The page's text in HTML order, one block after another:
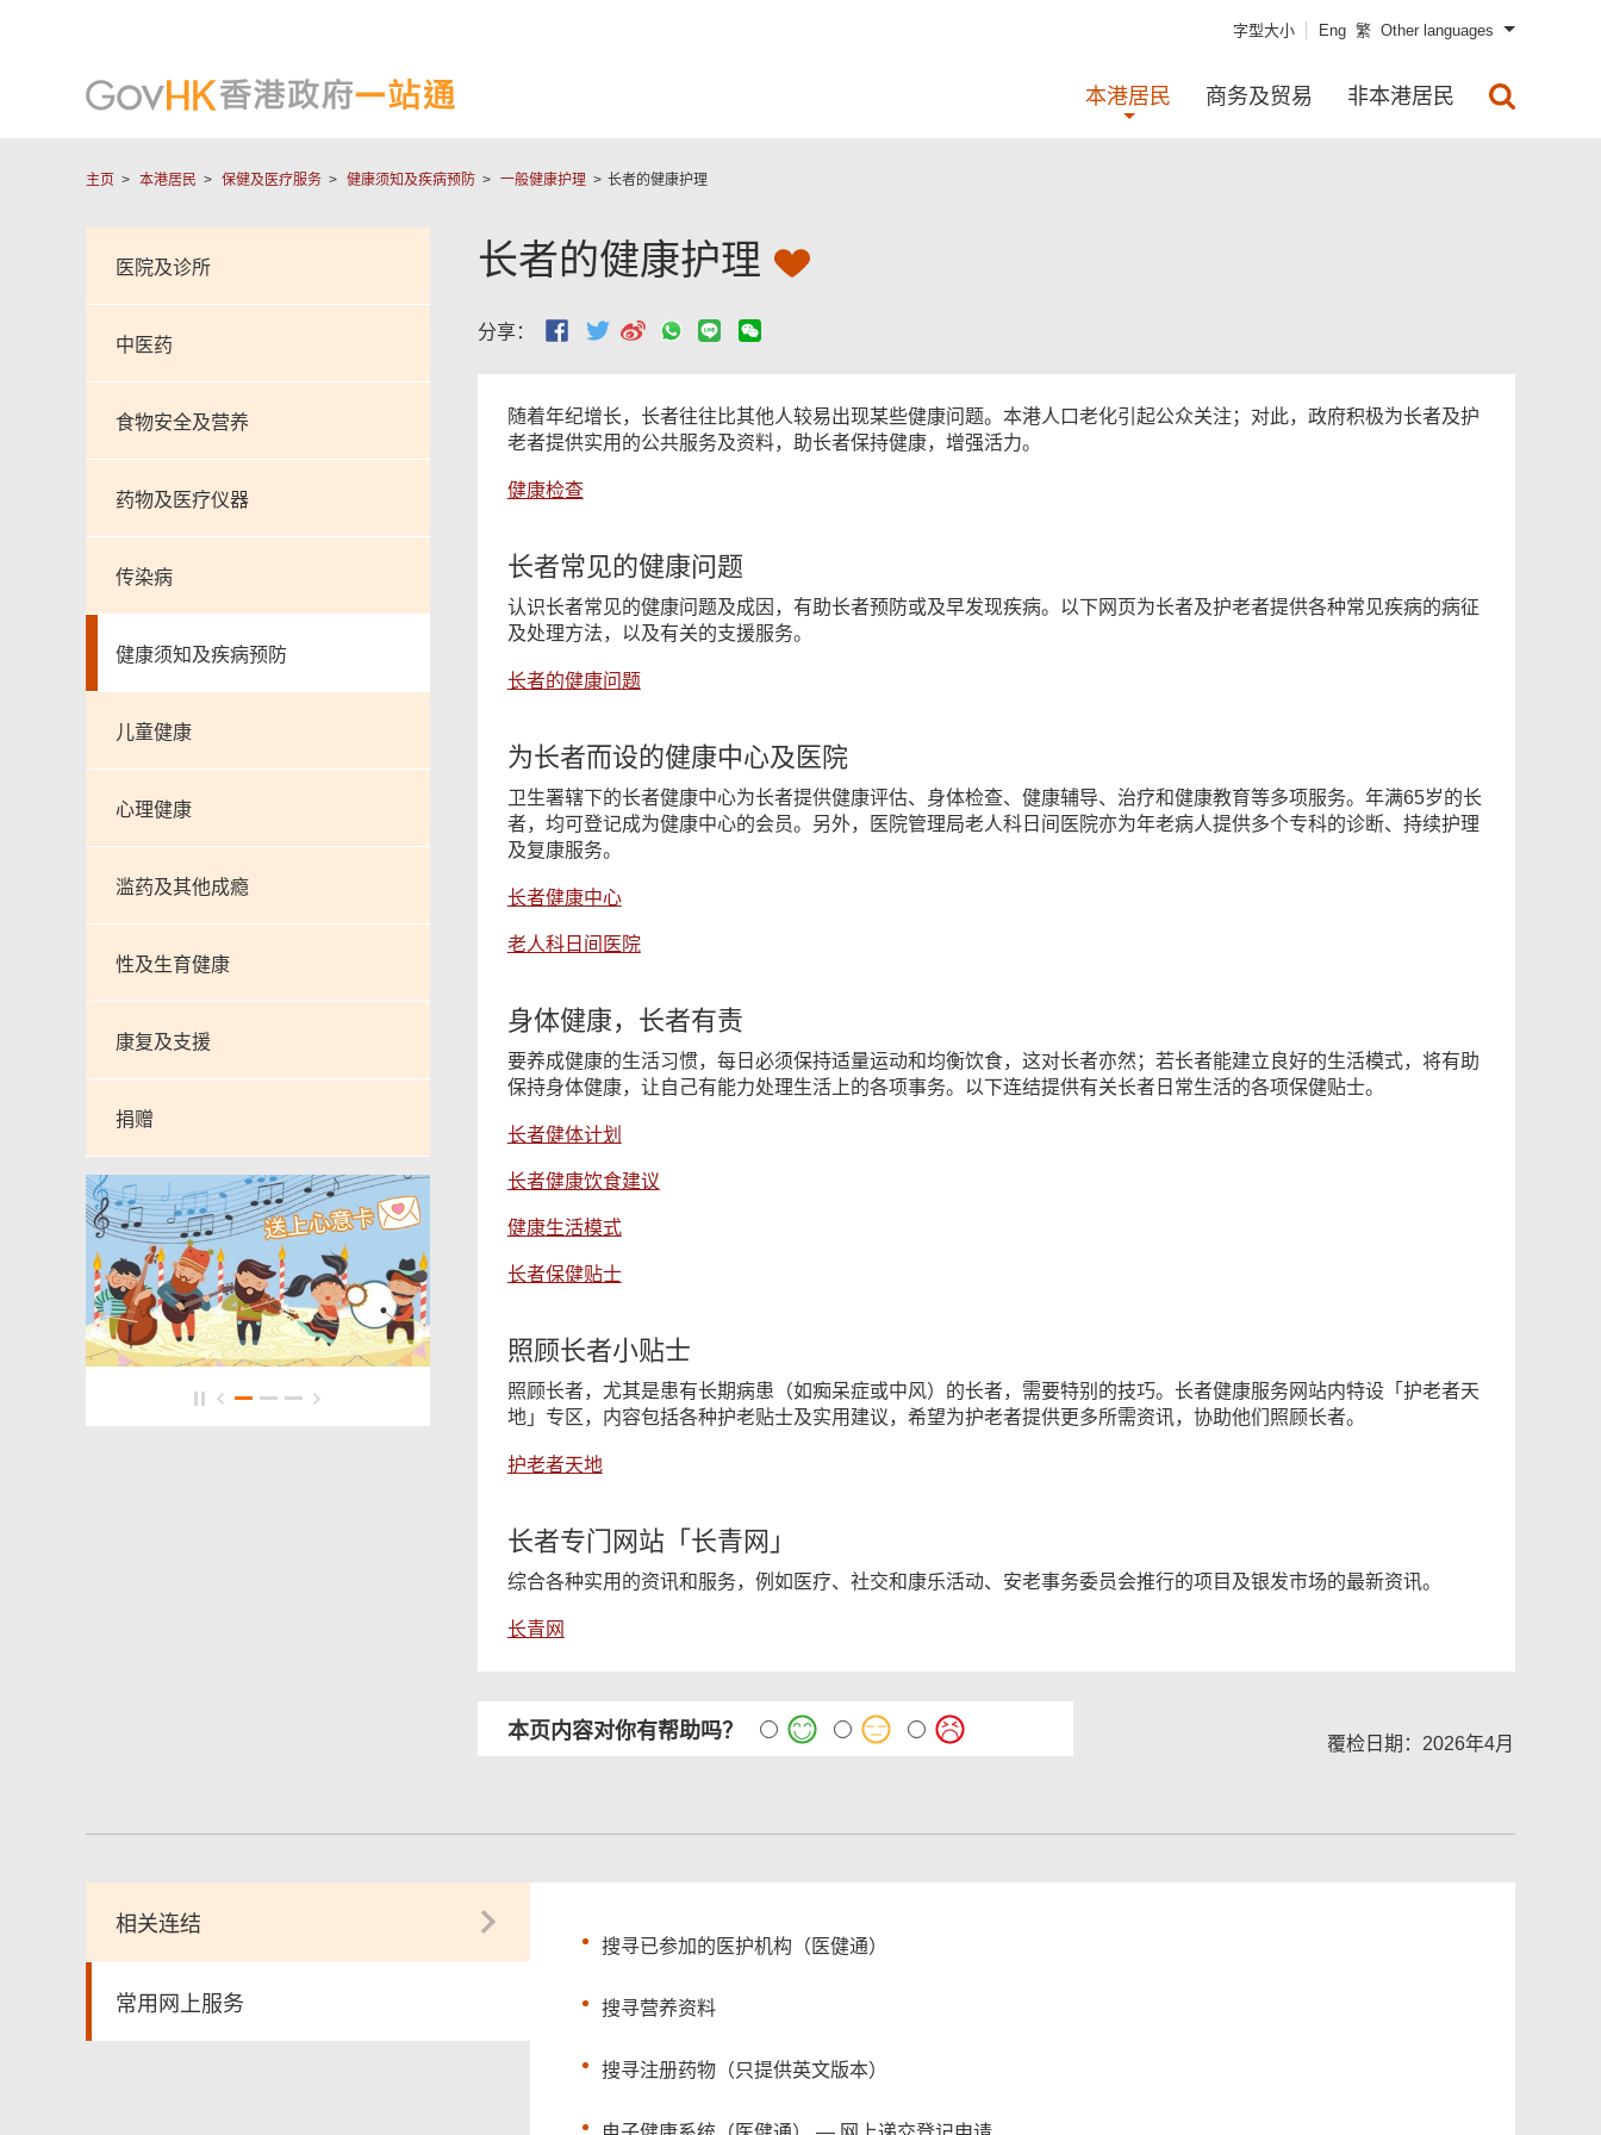
字型大小 Eng 繁 Other languages
本港居民 商务及贸易 非本港居民
主页 本港居民 保健及医疗服务 健康须知及疾病预防 一般健康护理 长者的健康护理
医院及诊所
中医药
食物安全及营养
药物及医疗仪器
传染病
健康须知及疾病预防
儿童健康
心理健康
滥药及其他成瘾
性及生育健康
康复及支援
捐赠
长者的健康护理
分享：
随着年纪增长，长者往往比其他人较易出现某些健康问题。本港人口老化引起公众关注；对此，政府积极为长者及护
老者提供实用的公共服务及资料，助长者保持健康，增强活力。
健康检查
长者常见的健康问题
认识长者常见的健康问题及成因，有助长者预防或及早发现疾病。以下网页为长者及护老者提供各种常见疾病的病征
及处理方法，以及有关的支援服务。
长者的健康问题
为长者而设的健康中心及医院
卫生署辖下的长者健康中心为长者提供健康评估、身体检查、健康辅导、治疗和健康教育等多项服务。年满65岁的长
者，均可登记成为健康中心的会员。另外，医院管理局老人科日间医院亦为年老病人提供多个专科的诊断、持续护理
及复康服务。
长者健康中心
老人科日间医院
身体健康，长者有责
要养成健康的生活习惯，每日必须保持适量运动和均衡饮食，这对长者亦然；若长者能建立良好的生活模式，将有助
保持身体健康，让自己有能力处理生活上的各项事务。以下连结提供有关长者日常生活的各项保健贴士。
长者健体计划
长者健康饮食建议
健康生活模式
长者保健贴士
照顾长者小贴士
照顾长者，尤其是患有长期病患（如痴呆症或中风）的长者，需要特别的技巧。长者健康服务网站内特设「护老者天
地」专区，内容包括各种护老贴士及实用建议，希望为护老者提供更多所需资讯，协助他们照顾长者。
护老者天地
长者专门网站「长青网」
综合各种实用的资讯和服务，例如医疗、社交和康乐活动、安老事务委员会推行的项目及银发市场的最新资讯。
长青网
本页内容对你有帮助吗？
覆检日期：2026年4月
相关连结
常用网上服务
搜寻已参加的医护机构（医健通）
搜寻营养资料
搜寻注册药物（只提供英文版本）